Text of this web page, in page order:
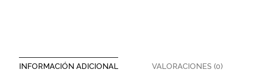
INFORMACIÓN ADICIONAL VALORACIONES (0)